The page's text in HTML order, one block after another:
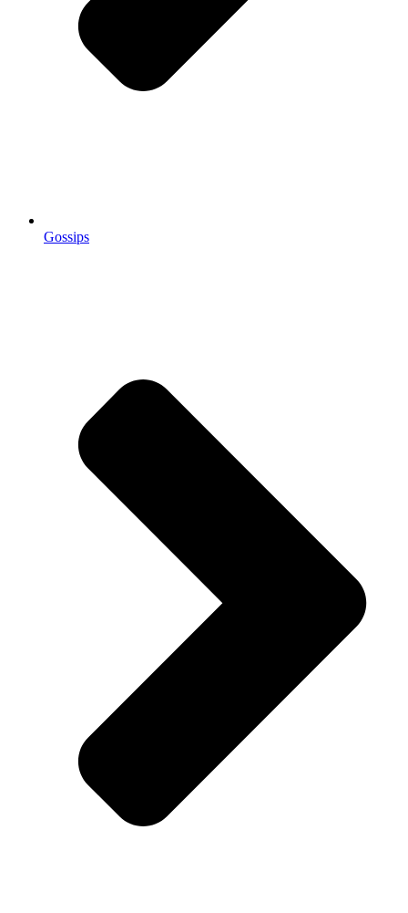
Gossips